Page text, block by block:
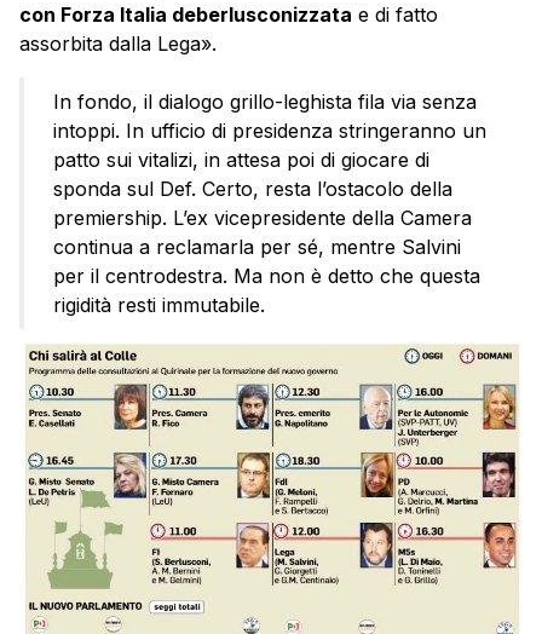
con Forza Italia deberlusconizzata e di fatto
assorbita dalla Lega».
In fondo, il dialogo grillo-leghista fila via senza
intoppi. In ufficio di presidenza stringeranno un
patto sui vitalizi, in attesa poi di giocare di
sponda sul Def. Certo, resta l’ostacolo della
premiership. L’ex vicepresidente della Camera
continua a reclamarla per sé, mentre Salvini
per il centrodestra. Ma non è detto che questa
rigidità resti immutabile.